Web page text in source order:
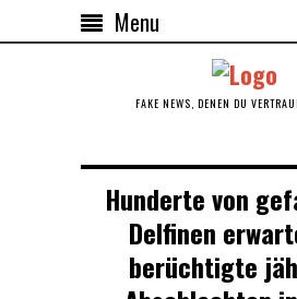
Menu
FAKE NEWS, DENEN DU
Hunderte von
Delfinen
berüchtigte